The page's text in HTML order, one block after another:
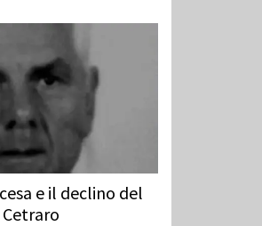
e il declino del